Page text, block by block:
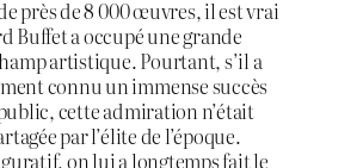
près de 8 000 œuvres, il est vrai
Buffet a occupé une grande
artistique. Pourtant, s’il a
connu un immense succès
cette admiration n’était
par l’élite de l’époque.
on lui a longtemps fait le